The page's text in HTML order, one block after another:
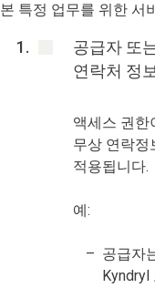
본 특정 업무를 위한 서
공급자 또
연락처 정
액세스 권한
무상 연락정
적용됩니다.
예:
공급자
Kyndryl